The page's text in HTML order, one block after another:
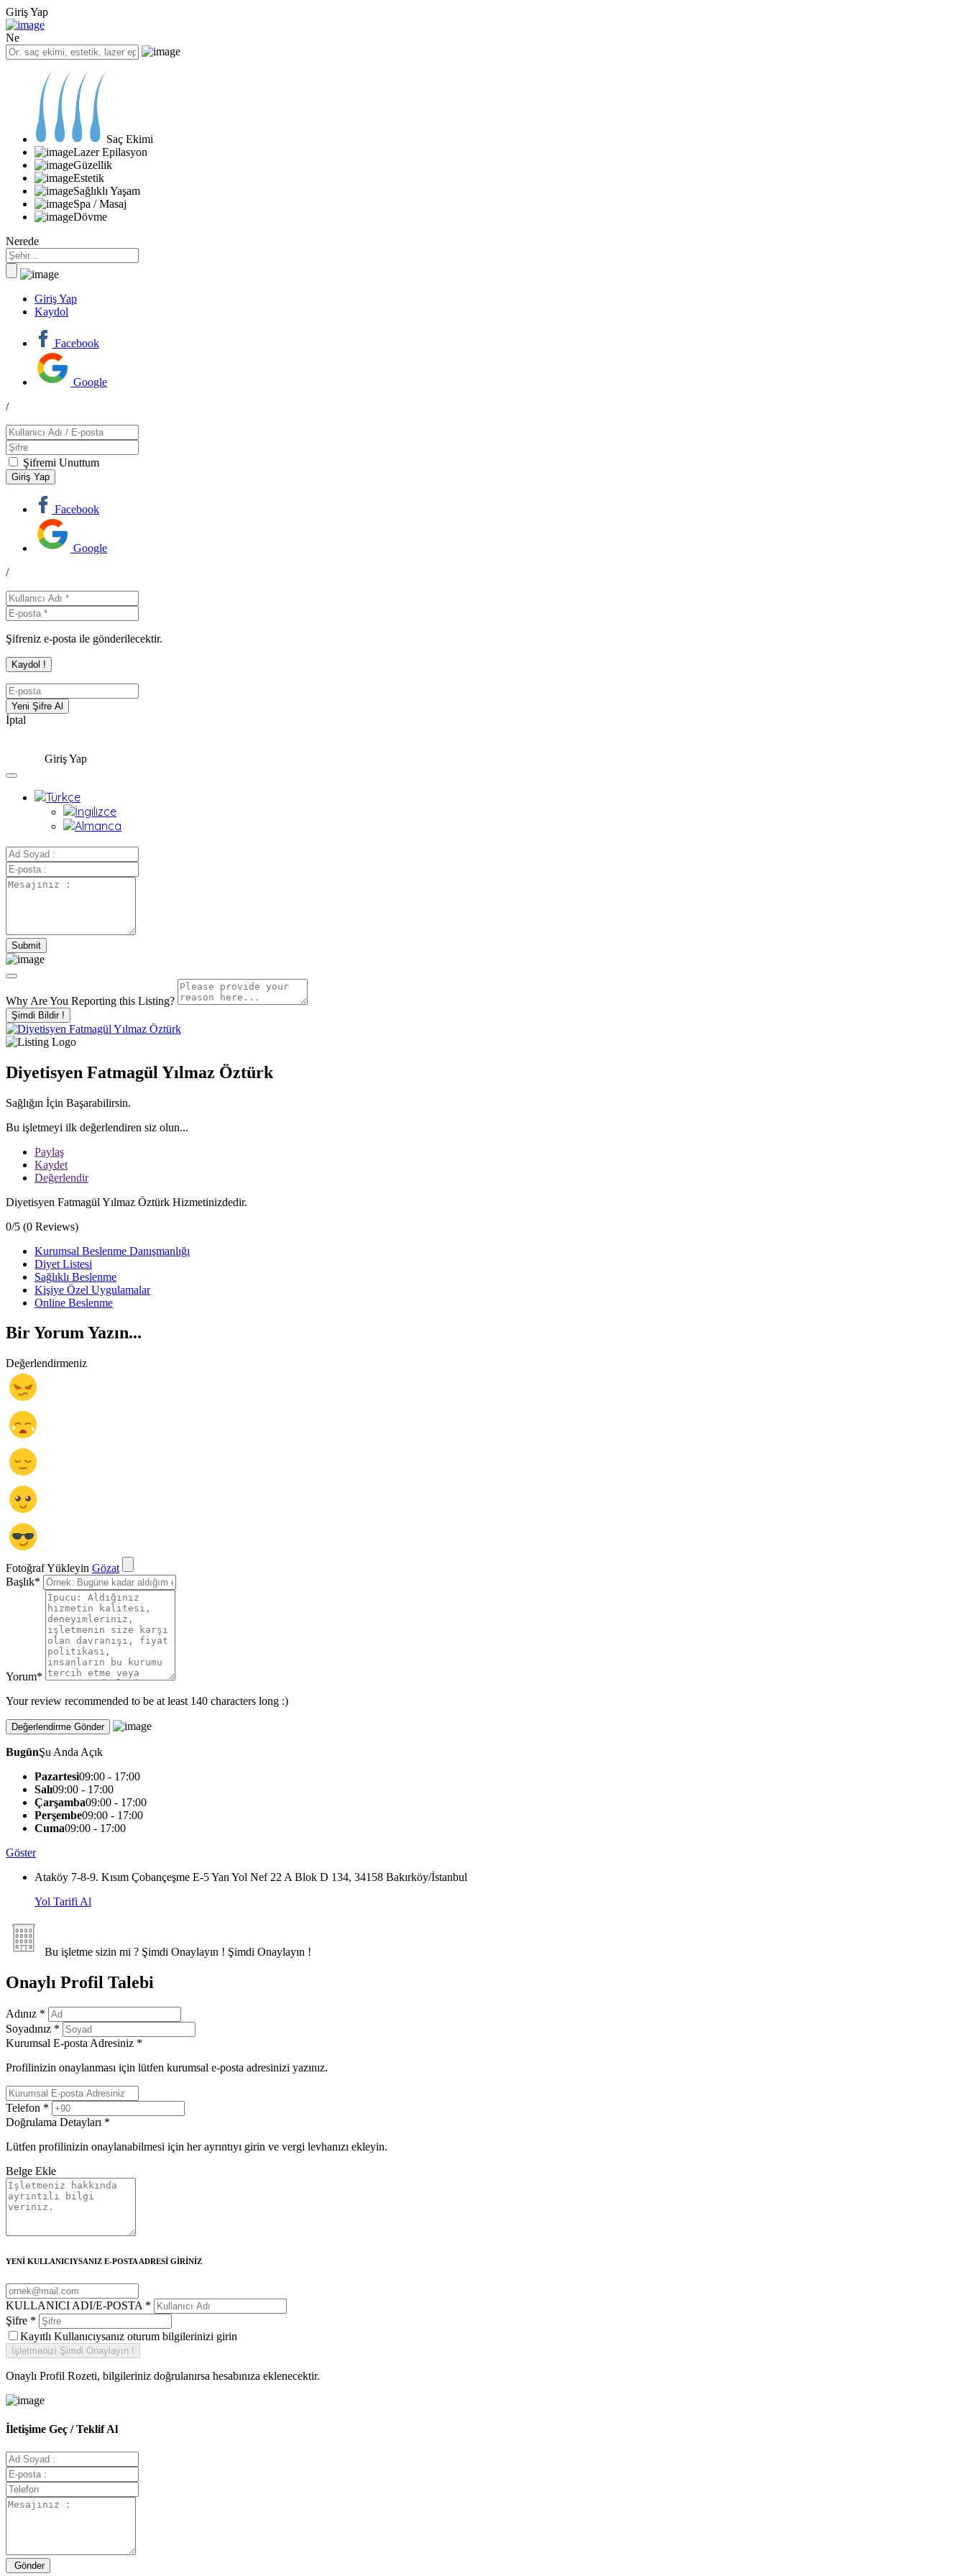
Giriş Yap
Ne
Saç Ekimi
Lazer Epilasyon
Güzellik
Estetik
Sağlıklı Yaşam
Spa / Masaj
Dövme
Nerede
Giriş Yap
Kaydol
Facebook
Google
/
Şifremi Unuttum
Facebook
Google
/
Şifreniz e-posta ile gönderilecektir.
İptal
Giriş Yap
Why Are You Reporting this Listing?
Şimdi Bildir !
Diyetisyen Fatmagül Yılmaz Öztürk
Sağlığın İçin Başarabilirsin.
Bu işletmeyi ilk değerlendiren siz olun...
Paylaş
Kaydet
Değerlendir
Diyetisyen Fatmagül Yılmaz Öztürk Hizmetinizdedir.
0/5 (0 Reviews)
Kurumsal Beslenme Danışmanlığı
Diyet Listesi
Sağlıklı Beslenme
Kişiye Özel Uygulamalar
Online Beslenme
Bir Yorum Yazın...
Değerlendirmeniz
Fotoğraf Yükleyin Gözat
Başlık*
Yorum*
Your review recommended to be at least 140 characters long :)
BugünŞu Anda Açık
Pazartesi09:00 - 17:00
Salı09:00 - 17:00
Çarşamba09:00 - 17:00
Perşembe09:00 - 17:00
Cuma09:00 - 17:00
Göster
Ataköy 7-8-9. Kısım Çobançeşme E-5 Yan Yol Nef 22 A Blok D 134, 34158 Bakırköy/İstanbul
Yol Tarifi Al
Bu işletme sizin mi ? Şimdi Onaylayın ! Şimdi Onaylayın !
Onaylı Profil Talebi
Adınız *
Soyadınız *
Kurumsal E-posta Adresiniz *
Profilinizin onaylanması için lütfen kurumsal e-posta adresinizi yazınız.
Telefon *
Doğrulama Detayları *
Lütfen profilinizin onaylanabilmesi için her ayrıntıyı girin ve vergi levhanızı ekleyin.
Belge Ekle
YENİ KULLANICIYSANIZ E-POSTA ADRESİ GİRİNİZ
KULLANICI ADI/E-POSTA *
Şifre *
Kayıtlı Kullanıcıysanız oturum bilgilerinizi girin
Onaylı Profil Rozeti, bilgileriniz doğrulanırsa hesabınıza eklenecektir.
İletişime Geç / Teklif Al